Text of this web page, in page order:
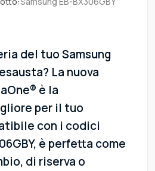
del tuo Samsung
La nuova
è la
per il tuo
con i codici
è perfetta come
di riserva o